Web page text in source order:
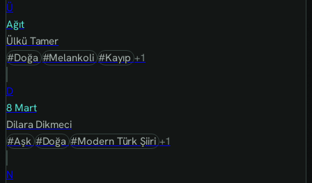
Ü
Ağıt
Ülkü Tamer
#Doğa#Melankoli#Kayıp+1
D
8 Mart
Dilara Dikmeci
#Aşk#Doğa#Modern Türk Şiiri+1
N